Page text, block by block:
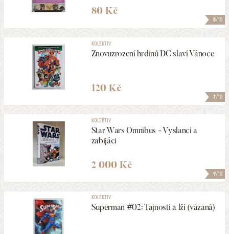
8/10
80 Kč
7/10
KOLEKTIV
Znovuzrození hrdinů DC slaví Vánoce
120 Kč
9/10
KOLEKTIV
Star Wars Omnibus - Vyslanci a
zabijáci
2 000 Kč
KOLEKTIV
Superman #02: Tajnosti a lži (vázaná)